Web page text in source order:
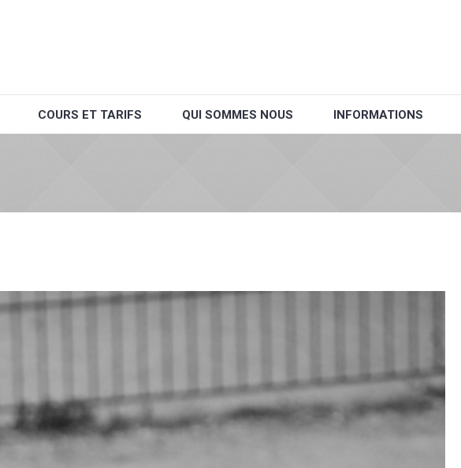
COURS ET TARIFS QUI SOMMES NOUS INFORMATIONS